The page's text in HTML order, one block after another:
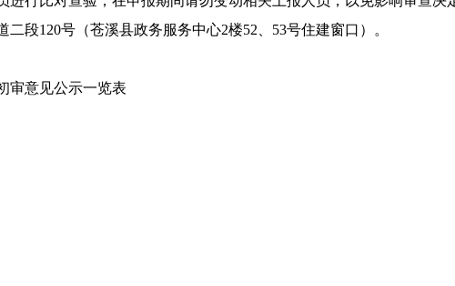
二段120号（苍溪县政务服务中心2楼52、53号住建窗口）。
审意见公示一览表